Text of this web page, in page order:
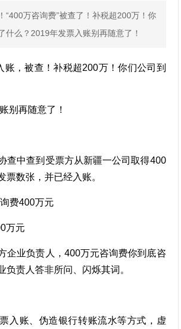
关于我们
企业登录
“400万咨询费”被查了！补税超200万！你
什么？2019年发票入账别再随意了！
账，被查！补税超200万！你们公司到
查中查到受票方从新疆一公司取得400
票数张，并已经入账。
费400万元
万元
企业负责人，400万元咨询费你到底咨
负责人答非所问、闪烁其词。
入账、伪造银行转账流水等方式，虚